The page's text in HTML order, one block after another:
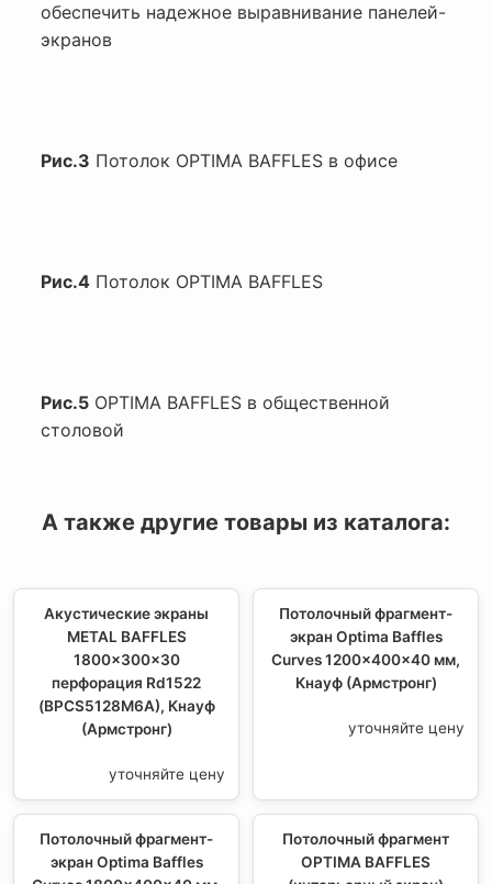
обеспечить надежное выравнивание панелей-
экранов
Рис.3 Потолок OPTIMA BAFFLES в офисе
Рис.4 Потолок OPTIMA BAFFLES
Рис.5 OPTIMA BAFFLES в общественной
столовой
А также другие товары из каталога:
Акустические экраны
METAL BAFFLES
1800x300x30
перфорация Rd1522
(BPCS5128M6A), Кнауф
(Армстронг)
уточняйте цену
Потолочный фрагмент-
экран Optima Baffles
Curves 1200x400x40 мм,
Кнауф (Армстронг)
уточняйте цену
Потолочный фрагмент-
экран Optima Baffles
Потолочный фрагмент
OPTIMA BAFFLES